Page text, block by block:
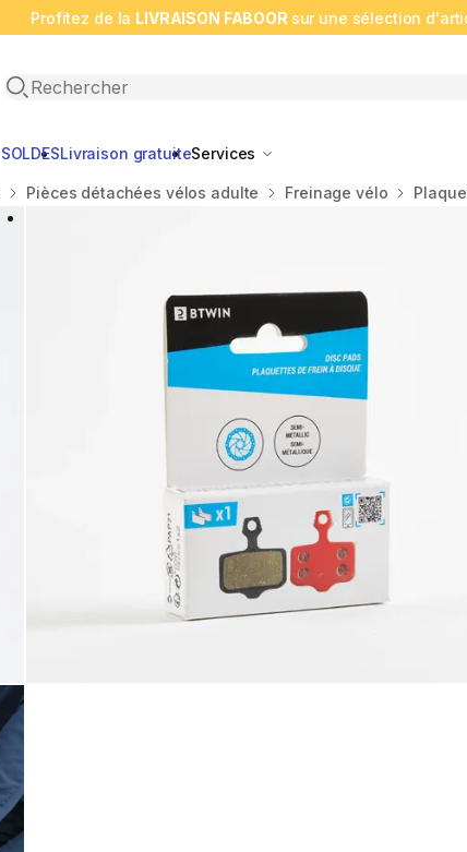
Profitez de la LIVRAISON FABOOR sur une sélection
Open search
SOLDESLivraison gratuiteServices
Pièces détachées vélos adulte Freinage vélo